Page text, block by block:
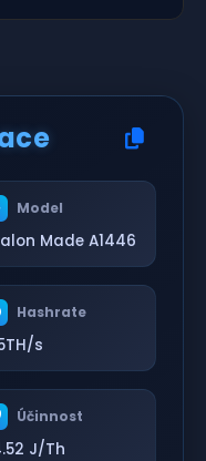
Model
Made A1446
Hashrate
s
Účinnost
J/Th